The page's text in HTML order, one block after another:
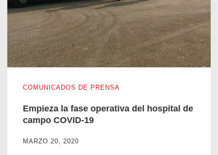
COMUNICADOS DE PRENSA
Empieza la fase operativa del hospital de
campo COVID-19
MARZO 20, 2020